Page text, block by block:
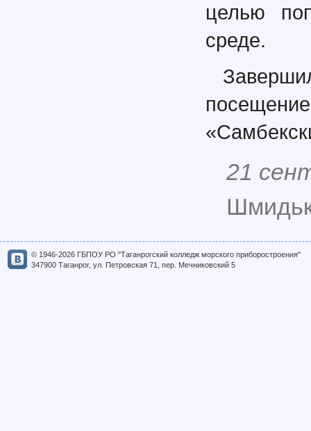
целью
среде.
21
© 1946-2026 ГБПОУ РО "Таганрогский колледж морского приборостроения"
347900 Таганрог, ул. Петровская 71, пер. Мечниковский 5